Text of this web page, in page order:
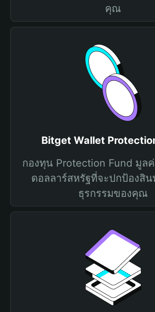
คุณ
Bitget Wallet
กองทุน Protection Fund มูล
ดอลลาร์สหรัฐที่จะปกป้องสิ
ธุรกรรมของคุณ